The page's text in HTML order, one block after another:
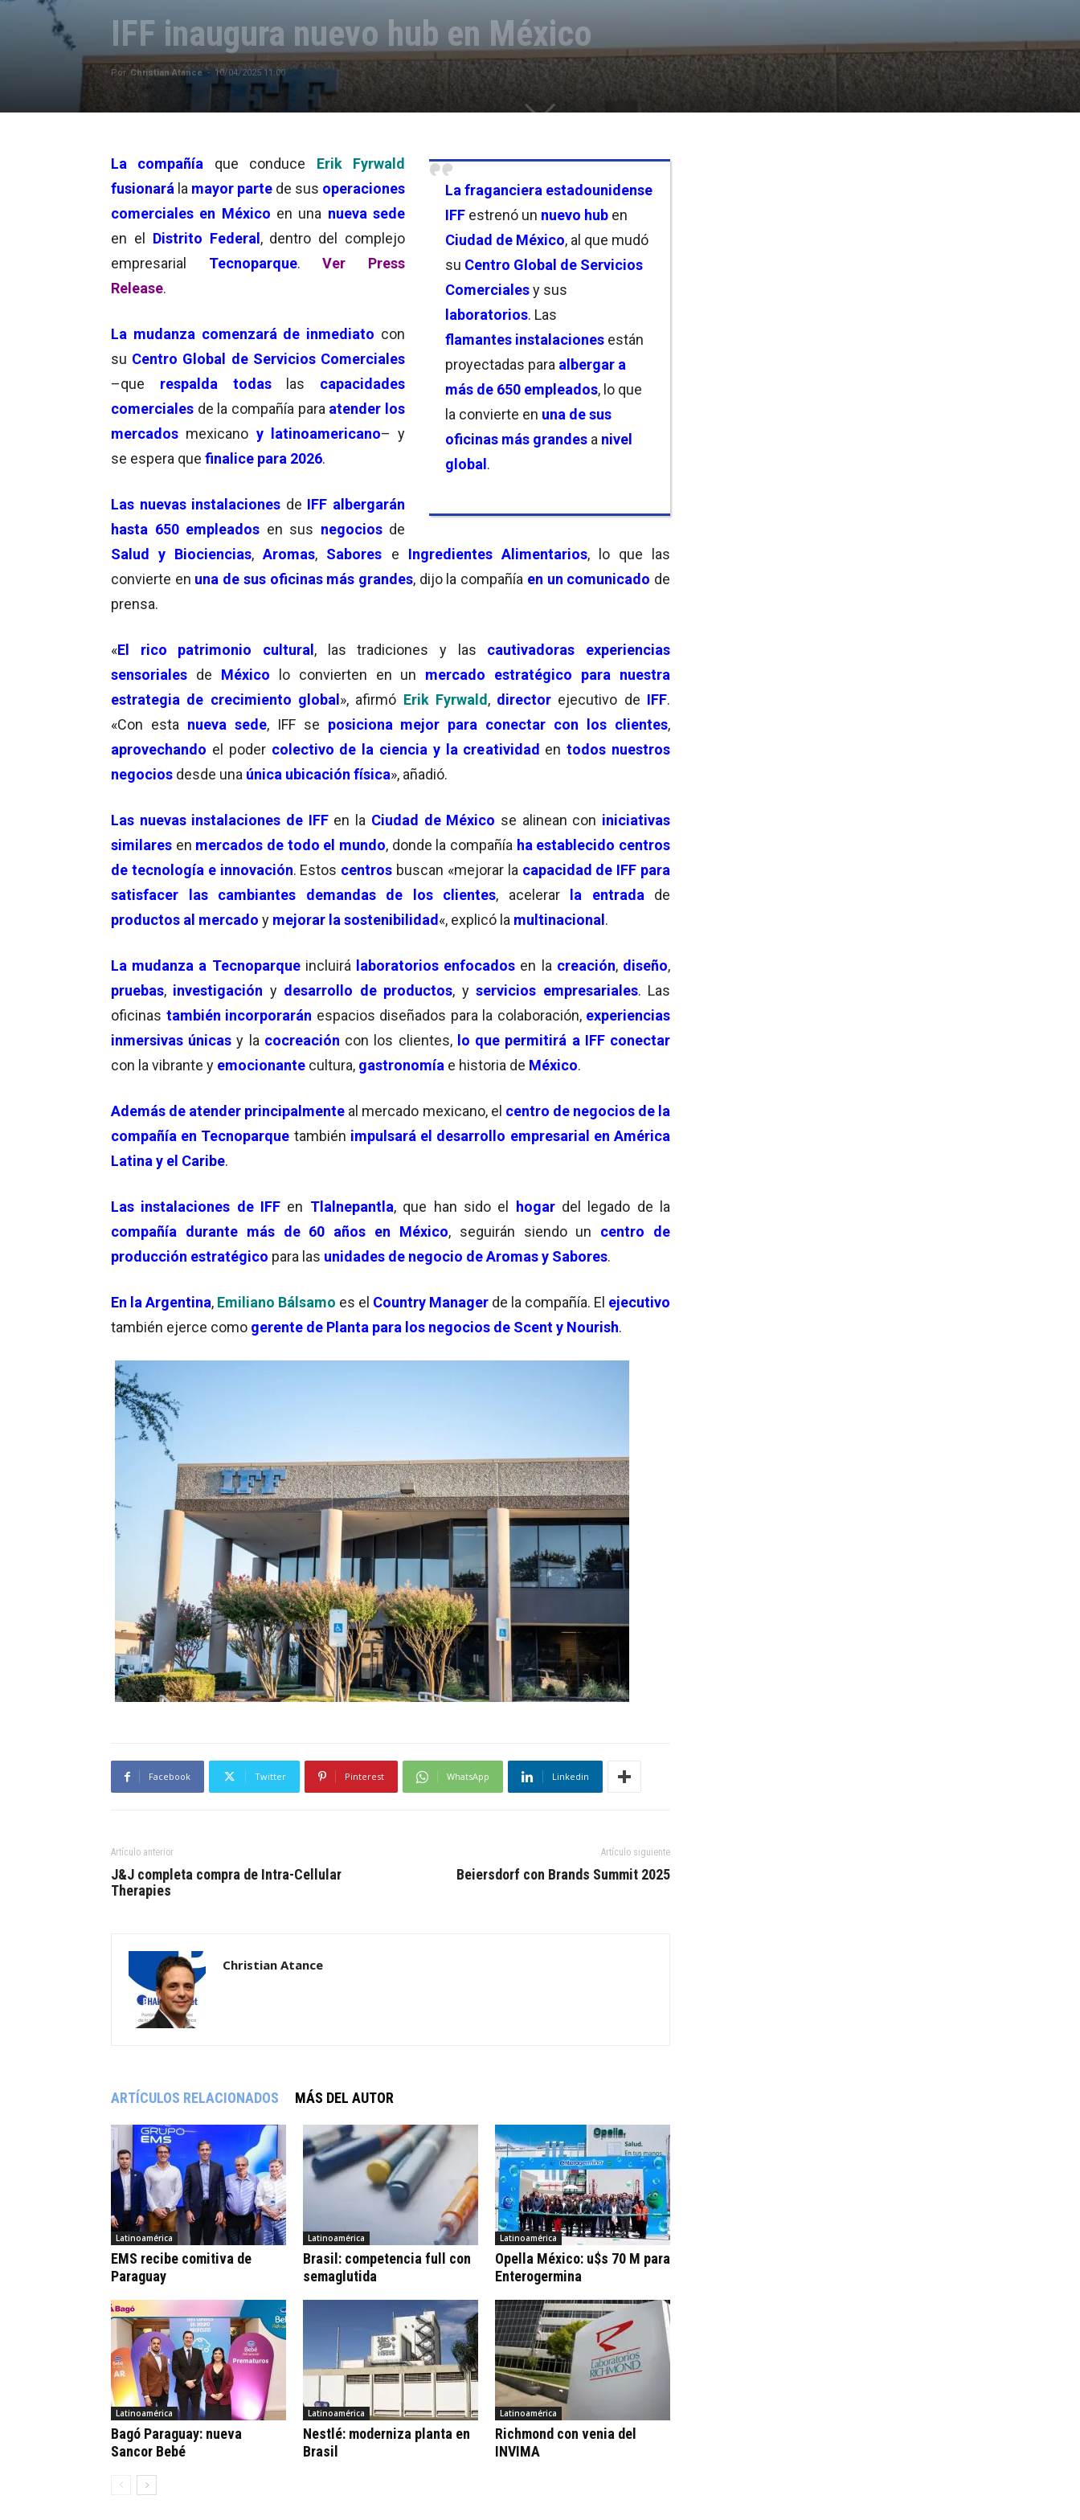
IFF inaugura nuevo hub en México
Por Christian Atance - 10/04/2025 11:00
La fraganciera estadounidense
IFF estrenó un nuevo hub en
Ciudad de México, al que mudó
su Centro Global de Servicios
Comercialesy sus
laboratorios. Las
flamantes instalaciones están
proyectadas para albergar a
más de 650 empleados, lo que
la convierte en una de sus
oficinas más grandes a nivel
global.
La compañía que conduce Erik Fyrwald
fusionará la mayor parte de sus operaciones
comerciales en México en una nueva sede
en el Distrito Federal, dentro del complejo
empresarial Tecnoparque.Ver Press
Release.
La mudanza comenzará de inmediato con
su Centro Global de Servicios Comerciales
–que respalda todas las capacidades
comerciales de la compañía para atender los
mercados mexicano y latinoamericano– y
se espera que finalice para 2026.
Las nuevas instalaciones de IFF albergarán
hasta 650 empleados en sus negociosde
Salud y Biociencias,Aromas, Sabores e Ingredientes Alimentarios, lo que las
convierte en una de sus oficinas más grandes, dijo la compañía en un comunicado de
prensa.
«El rico patrimonio cultural, las tradiciones y las cautivadoras experiencias
sensoriales de México lo convierten en un mercado estratégico para nuestra
estrategia de crecimiento global», afirmó Erik Fyrwald, director ejecutivo de IFF.
«Con esta nueva sede, IFF se posiciona mejor para conectar con los clientes,
aprovechando el poder colectivo de la ciencia y la creatividad entodos nuestros
negocios desde una única ubicación física», añadió.
Las nuevas instalaciones de IFF en la Ciudad de México se alinean con iniciativas
similares en mercados de todo el mundo, donde la compañía ha establecido centros
de tecnología e innovación. Estos centros buscan «mejorar la capacidad de IFF para
satisfacer las cambiantes demandas de los clientes, acelerarla entrada de
productos al mercado y mejorar la sostenibilidad«, explicó la multinacional.
La mudanza a Tecnoparque incluirá laboratorios enfocados en la creación, diseño,
pruebas, investigación y desarrollo de productos, yservicios empresariales. Las
oficinas también incorporarán espacios diseñados para la colaboración,experiencias
inmersivas únicas y la cocreación con los clientes, lo que permitirá a IFF conectar
con la vibrante y emocionante cultura, gastronomía e historia de México.
Además de atender principalmente al mercado mexicano, el centro de negocios de la
compañía en Tecnoparque también impulsará el desarrollo empresarial en América
Latina y el Caribe.
Las instalaciones de IFF en Tlalnepantla, que han sido el hogardel legado de la
compañía durante más de 60 años en México, seguirán siendo un centro de
producción estratégico para las unidades de negocio de Aromas y Sabores.
En la Argentina, Emiliano Bálsamo es el Country Manager de la compañía. El ejecutivo
también ejerce como gerente de Planta para los negocios de Scent y Nourish.
Facebook Twitter Pinterest WhatsApp Linkedin
Artículo anterior
J&J completa compra de Intra-Cellular
Therapies
Artículo siguiente
Beiersdorf con Brands Summit 2025
Christian Atance
ARTÍCULOS RELACIONADOS MÁS DEL AUTOR
Latinoamérica
EMS recibe comitiva de
Paraguay
Latinoamérica
Brasil: competencia full con
semaglutida
Latinoamérica
Opella México: u$s 70 M para
Enterogermina
Latinoamérica
Bagó Paraguay: nueva
Sancor Bebé
Latinoamérica
Nestlé: moderniza planta en
Brasil
Latinoamérica
Richmond con venia del
INVIMA